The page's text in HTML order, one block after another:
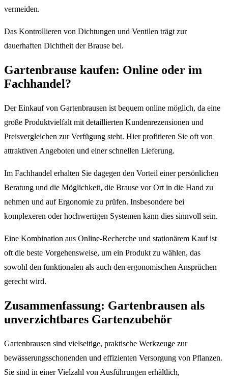
vermeiden.
Das Kontrollieren von Dichtungen und Ventilen trägt zur
dauerhaften Dichtheit der Brause bei.
Gartenbrause kaufen: Online oder im
Fachhandel?
Der Einkauf von Gartenbrausen ist bequem online möglich, da eine
große Produktvielfalt mit detaillierten Kundenrezensionen und
Preisvergleichen zur Verfügung steht. Hier profitieren Sie oft von
attraktiven Angeboten und einer schnellen Lieferung.
Im Fachhandel erhalten Sie dagegen den Vorteil einer persönlichen
Beratung und die Möglichkeit, die Brause vor Ort in die Hand zu
nehmen und auf Ergonomie zu prüfen. Insbesondere bei
komplexeren oder hochwertigen Systemen kann dies sinnvoll sein.
Eine Kombination aus Online-Recherche und stationärem Kauf ist
oft die beste Vorgehensweise, um ein Produkt zu wählen, das
sowohl den funktionalen als auch den ergonomischen Ansprüchen
gerecht wird.
Zusammenfassung: Gartenbrausen als
unverzichtbares Gartenzubehör
Gartenbrausen sind vielseitige, praktische Werkzeuge zur
bewässerungsschonenden und effizienten Versorgung von Pflanzen.
Sie sind in einer Vielzahl von Ausführungen erhältlich,